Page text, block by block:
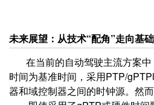
未来展望：从技术“配角”走向基
在当前的自动驾驶主流方案
时间为基准时间，采用PTP/
器和域控制器之间的时钟源。然